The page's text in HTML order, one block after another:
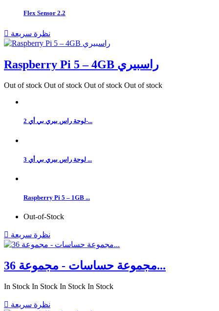
Flex Sensor 2.2
 نظرة سريعة
Raspberry Pi 5 – 4GB راسبيري
Out of stock Out of stock Out of stock Out of stock
لوحة راس بيري بي أي 2-...
لوحة راس بيري بي أي 3 ...
Raspberry Pi 5 – 1GB ...
Out-of-Stock
 نظرة سريعة
مجموعة حساسات - مجموعة 36...
In Stock In Stock In Stock In Stock
 نظرة سريعة